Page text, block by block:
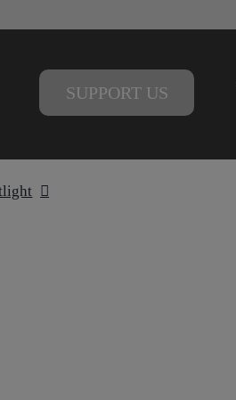
SUPPORT US